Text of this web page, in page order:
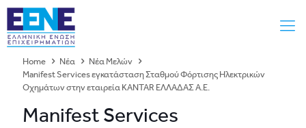
Home Νέα
Νέα Μελών
Manifest Services εγκατάσταση Σταθμού Φόρτισης Ηλεκτρικών
Οχημάτων στην εταιρεία KANTAR ΕΛΛΑΔΑΣ Α.Ε.
Manifest Services